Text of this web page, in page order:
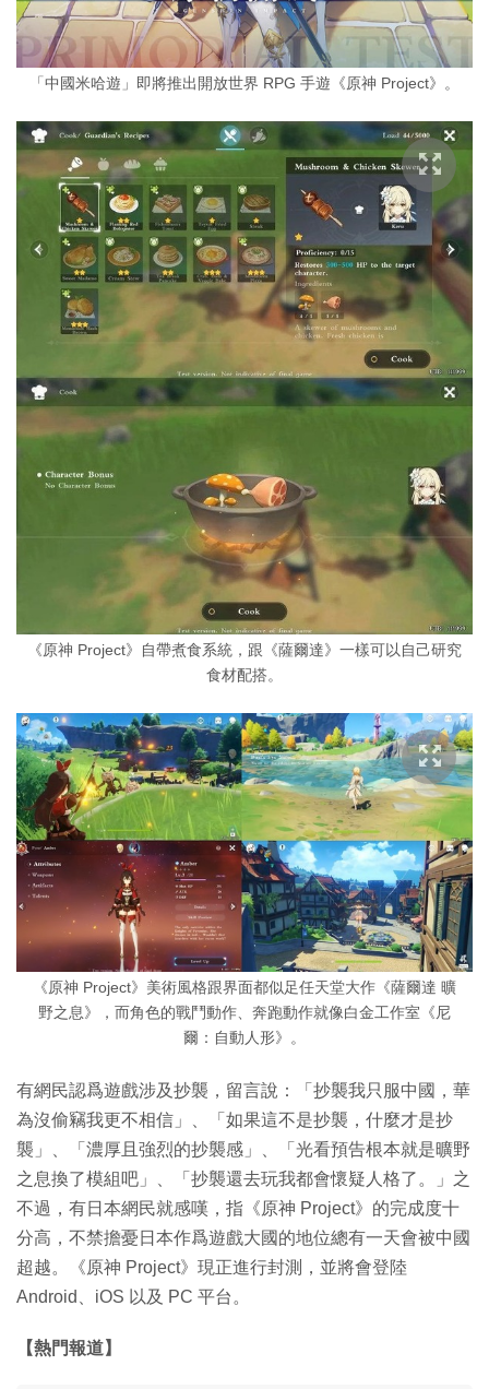
「中國米哈遊」即將推出開放世界 RPG 手遊《原神 Project》。
《原神 Project》自帶煮食系統，跟《薩爾達》一樣可以自己研究
食材配搭。
《原神 Project》美術風格跟界面都似足任天堂大作《薩爾達 曠
野之息》，而角色的戰鬥動作、奔跑動作就像白金工作室《尼
爾：自動人形》。
有網民認爲遊戲涉及抄襲，留言說：「抄襲我只服中國，華
為沒偷竊我更不相信」、「如果這不是抄襲，什麼才是抄
襲」、「濃厚且強烈的抄襲感」、「光看預告根本就是曠野
之息換了模組吧」、「抄襲還去玩我都會懷疑人格了。」之
不過，有日本網民就感嘆，指《原神 Project》的完成度十
分高，不禁擔憂日本作爲遊戲大國的地位總有一天會被中國
超越。《原神 Project》現正進行封測，並將會登陸
Android、iOS 以及 PC 平台。
【熱門報道】